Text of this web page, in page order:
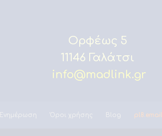
Ορφέως 5
11146 Γαλάτσι
info@madlink.gr
Ενημέρωση Όροι χρήσης Blog pl8.email